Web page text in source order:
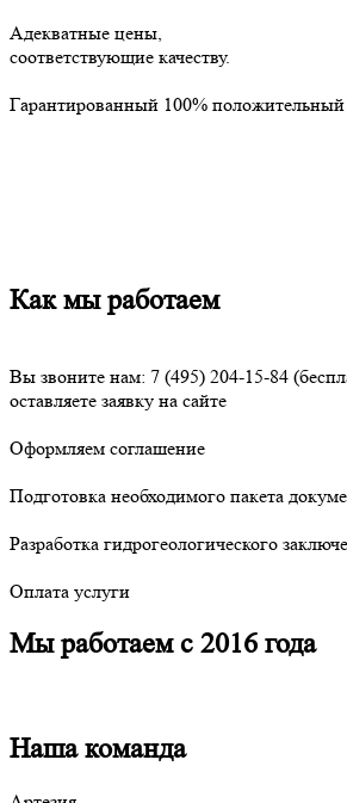
Адекватные цены,
соответствующие качеству.
Гарантированный 100% положительный
Как мы работаем
Вы звоните нам: 7 (495) 204-15-84
оставляете заявку на сайте
Оформляем соглашение
Подготовка необходимого пакета
Разработка гидрогеологического
Оплата услуги
Мы работаем с 2016 года
Наша команда